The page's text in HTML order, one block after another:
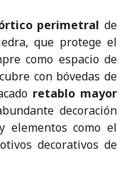
perimetral de
que protege el
como espacio de
con bóvedas de
retablo mayor
decoración
elementos como el
decorativos de